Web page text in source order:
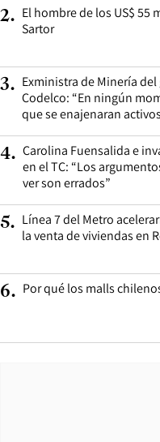
2. El hombre de los US$ 55
Sartor
3. Exministra de Minería
Codelco: “En ningún
que se enajenaran
4. Carolina Fuensalida e
en el TC: “Los
ver son errados”
5. Línea 7 del Metro
la venta de viviendas en
6. Por qué los malls